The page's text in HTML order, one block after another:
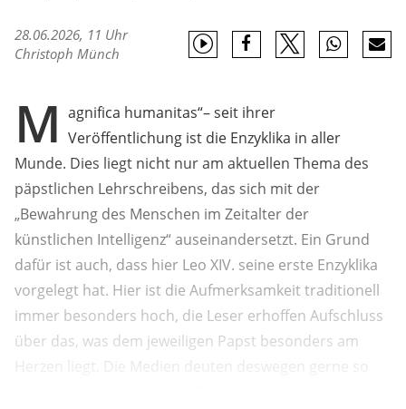
28.06.2026, 11 Uhr
Christoph Münch
M agnifica humanitas“– seit ihrer
Veröffentlichung ist die Enzyklika in aller
Munde. Dies liegt nicht nur am aktuellen Thema des
päpstlichen Lehrschreibens, das sich mit der
„Bewahrung des Menschen im Zeitalter der
künstlichen Intelligenz“ auseinandersetzt. Ein Grund
dafür ist auch, dass hier Leo XIV. seine erste Enzyklika
vorgelegt hat. Hier ist die Aufmerksamkeit traditionell
immer besonders hoch, die Leser erhoffen Aufschluss
über das, was dem jeweiligen Papst besonders am
Herzen liegt. Die Medien deuten deswegen gerne so